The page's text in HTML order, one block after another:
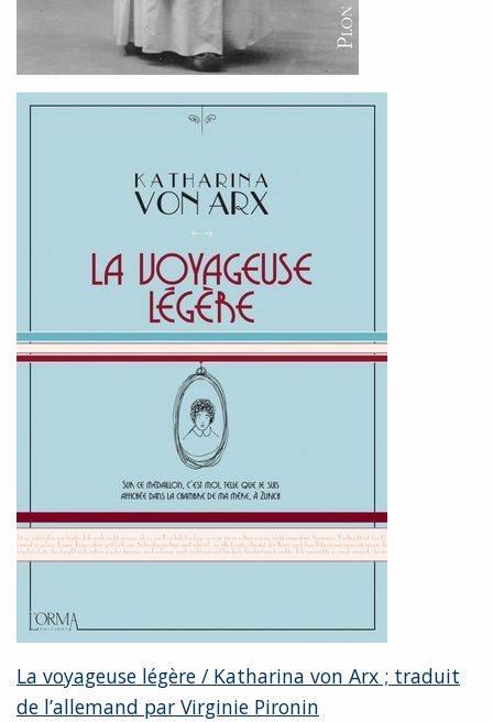
La voyageuse légère / Katharina von Arx ; traduit
de l’allemand par Virginie Pironin